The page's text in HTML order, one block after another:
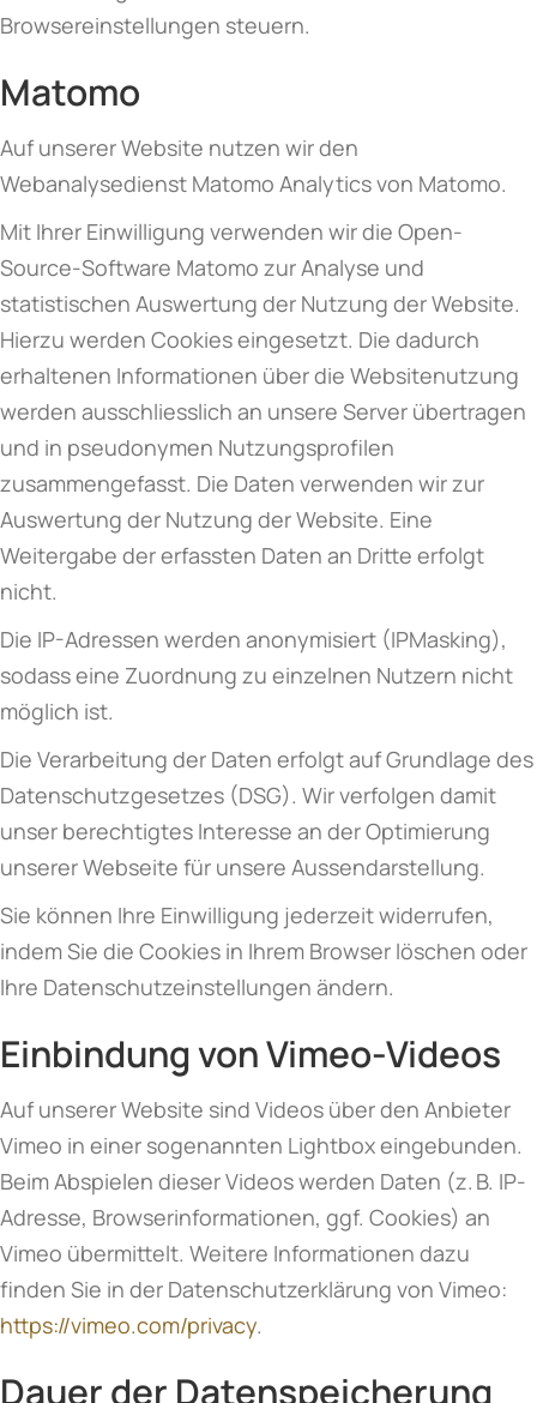
Browsereinstellungen steuern.
Matomo
Auf unserer Website nutzen wir den
Webanalysedienst Matomo Analytics von Matomo.
Mit Ihrer Einwilligung verwenden wir die Open-
Source-Software Matomo zur Analyse und
statistischen Auswertung der Nutzung der Website.
Hierzu werden Cookies eingesetzt. Die dadurch
erhaltenen Informationen über die Websitenutzung
werden ausschliesslich an unsere Server übertragen
und in pseudonymen Nutzungsprofilen
zusammengefasst. Die Daten verwenden wir zur
Auswertung der Nutzung der Website. Eine
Weitergabe der erfassten Daten an Dritte erfolgt
nicht.
Die IP-Adressen werden anonymisiert (IPMasking),
sodass eine Zuordnung zu einzelnen Nutzern nicht
möglich ist.
Die Verarbeitung der Daten erfolgt auf Grundlage des
Datenschutzgesetzes (DSG). Wir verfolgen damit
unser berechtigtes Interesse an der Optimierung
unserer Webseite für unsere Aussendarstellung.
Sie können Ihre Einwilligung jederzeit widerrufen,
indem Sie die Cookies in Ihrem Browser löschen oder
Ihre Datenschutzeinstellungen ändern.
Einbindung von Vimeo-Videos
Auf unserer Website sind Videos über den Anbieter
Vimeo in einer sogenannten Lightbox eingebunden.
Beim Abspielen dieser Videos werden Daten (z. B. IP-
Adresse, Browserinformationen, ggf. Cookies) an
Vimeo übermittelt. Weitere Informationen dazu
finden Sie in der Datenschutzerklärung von Vimeo:
https://vimeo.com/privacy.
Dauer der Datenspeicherung